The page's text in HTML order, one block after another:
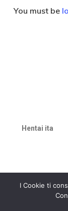
You must be
Hentai ita
I Cookie ti